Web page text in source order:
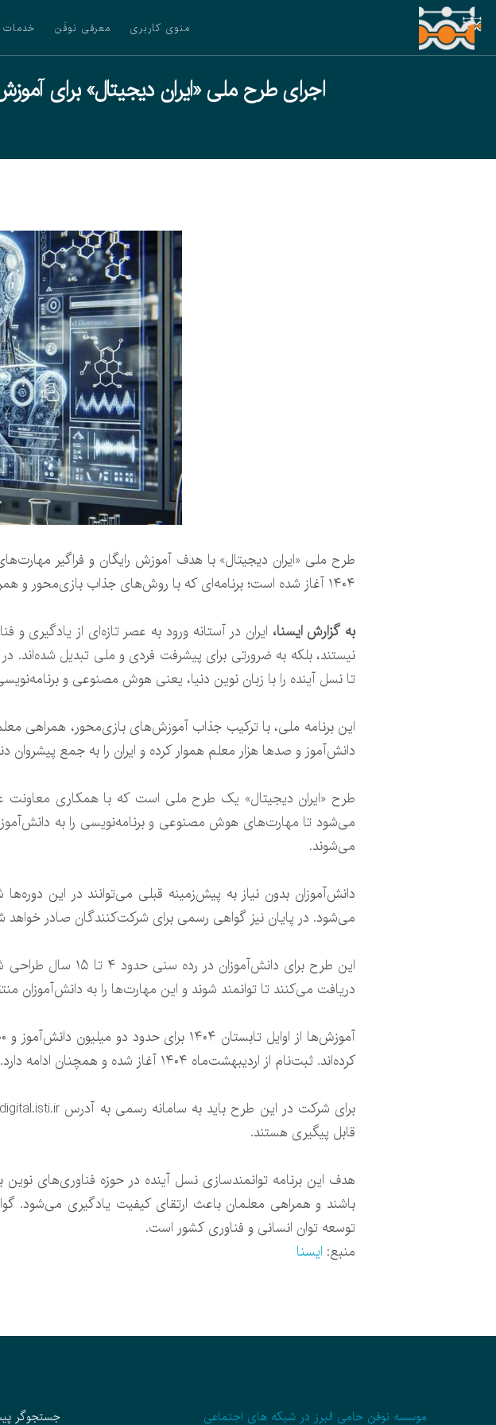
منوی کاربری معرفی نوفَن خدمات
اجرای طرح ملی «ایران دیجیتال» برای
۱۴۰۴ آغاز شده است؛ برنامه‌ای که با روش‌های جذاب بازی‌محور و همراهی معلمان، نسل آینده را برای ورود به دنیای فناوری‌های نوین آماده می‌کند.
به گزارش ایسنا، ایران در آستانه ورود به عصر تازه‌ای از
نیستند، بلکه به ضرورتی برای پیشرفت فردی و ملی تبدیل شده‌اند.
تا نسل آینده را با زبان نوین دنیا، یعنی هوش مصنوعی و
این برنامه ملی، با ترکیب جذاب آموزش‌های بازی‌محور، همراهی
دانش‌آموز و صدها هزار معلم هموار کرده و ایران را به جمع پیشروان
طرح «ایران دیجیتال» یک طرح ملی است که با همکاری معاونت
می‌شود تا مهارت‌های هوش مصنوعی و برنامه‌نویسی را به
می‌شوند.
دانش‌آموزان بدون نیاز به پیش‌زمینه قبلی می‌توانند در این
می‌شود. در پایان نیز گواهی رسمی برای شرکت‌کنندگان صادر خواهد
دریافت می‌کنند تا توانمند شوند و این مهارت‌ها را به دانش‌آموزان
کرده‌اند. ثبت‌نام از اردیبهشت‌ماه ۱۴۰۴ آغاز شده و همچنان ادامه دارد.
قابل پیگیری هستند.
هدف این برنامه توانمندسازی نسل آینده در حوزه فناوری‌های
باشند و همراهی معلمان باعث ارتقای کیفیت یادگیری می‌شود.
توسعه توان انسانی و فناوری کشور است.
منبع: ایسنا
موسسه نوفن حامی البرز در شبکه های اجتماعی جستجوگر